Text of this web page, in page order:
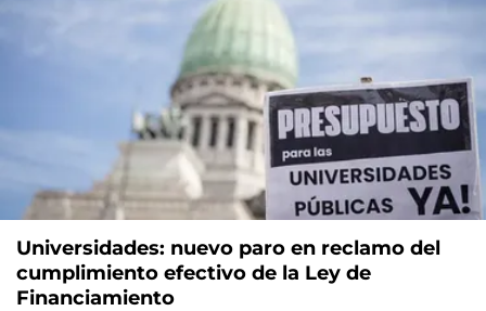
Universidades: nuevo paro en reclamo del
cumplimiento efectivo de la Ley de
Financiamiento